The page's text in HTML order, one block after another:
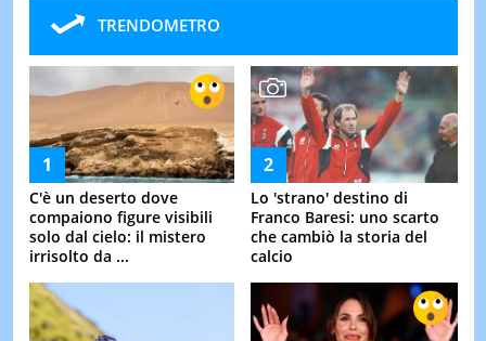
TRENDOMETRO
C'è un deserto dove
compaiono figure visibili
solo dal cielo: il mistero
irrisolto da ...
Lo 'strano' destino di
Franco Baresi: uno scarto
che cambiò la storia del
calcio